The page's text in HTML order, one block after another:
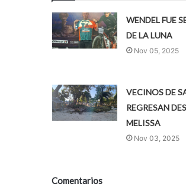
WENDEL FUE
DE LA LUNA
Nov 05, 2025
VECINOS DE
REGRESAN
MELISSA
Nov 03, 2025
Comentarios